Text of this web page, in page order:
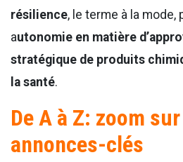
résilience, le terme à la mode,
autonomie en matière
stratégique de produits
la santé.
De A à Z: zoom
annonces-clés